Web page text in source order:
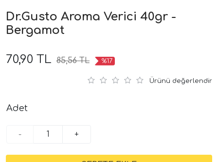
Dr.Gusto Aroma Verici 40gr -
Bergamot
70,90 TL 85,56 TL %17
Ürünü değerlendir
Adet
- +